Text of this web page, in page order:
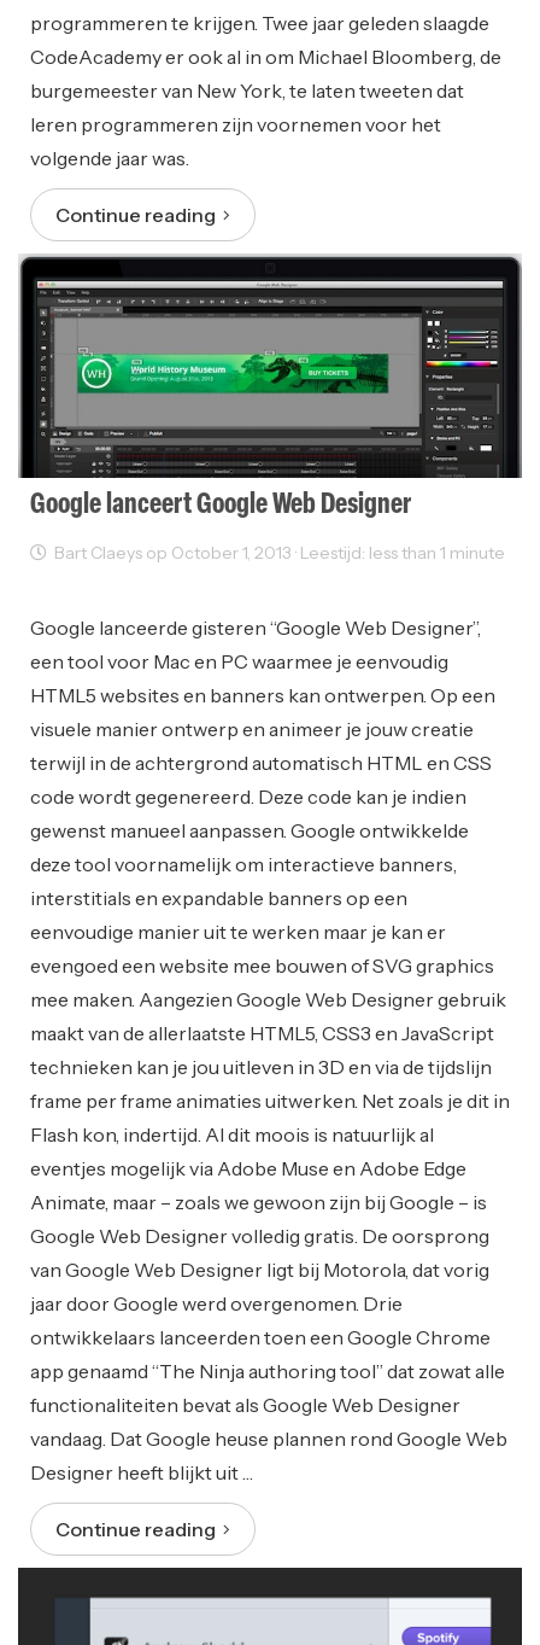
programmeren te krijgen. Twee jaar geleden slaagde
CodeAcademy er ook al in om Michael Bloomberg, de
burgemeester van New York, te laten tweeten dat
leren programmeren zijn voornemen voor het
volgende jaar was.
Continue reading
Google lanceert Google Web Designer
Bart Claeys op October 1, 2013 · Leestijd: less than 1 minute
Google lanceerde gisteren “Google Web Designer”,
een tool voor Mac en PC waarmee je eenvoudig
HTML5 websites en banners kan ontwerpen. Op een
visuele manier ontwerp en animeer je jouw creatie
terwijl in de achtergrond automatisch HTML en CSS
code wordt gegenereerd. Deze code kan je indien
gewenst manueel aanpassen. Google ontwikkelde
deze tool voornamelijk om interactieve banners,
interstitials en expandable banners op een
eenvoudige manier uit te werken maar je kan er
evengoed een website mee bouwen of SVG graphics
mee maken. Aangezien Google Web Designer gebruik
maakt van de allerlaatste HTML5, CSS3 en JavaScript
technieken kan je jou uitleven in 3D en via de tijdslijn
frame per frame animaties uitwerken. Net zoals je dit in
Flash kon, indertijd. Al dit moois is natuurlijk al
eventjes mogelijk via Adobe Muse en Adobe Edge
Animate, maar – zoals we gewoon zijn bij Google – is
Google Web Designer volledig gratis. De oorsprong
van Google Web Designer ligt bij Motorola, dat vorig
jaar door Google werd overgenomen. Drie
ontwikkelaars lanceerden toen een Google Chrome
app genaamd “The Ninja authoring tool” dat zowat alle
functionaliteiten bevat als Google Web Designer
vandaag. Dat Google heuse plannen rond Google Web
Designer heeft blijkt uit …
Continue reading